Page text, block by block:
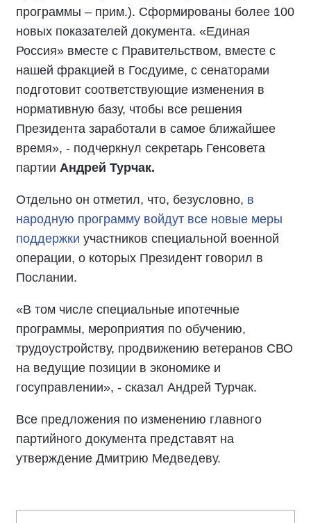
программы – прим.). Сформированы более 100
новых показателей документа. «Единая
Россия» вместе с Правительством, вместе с
нашей фракцией в Госдуиме, с сенаторами
подготовит соответствующие изменения в
нормативную базу, чтобы все решения
Президента заработали в самое ближайшее
время», - подчеркнул секретарь Генсовета
партии Андрей Турчак.
Отдельно он отметил, что, безусловно, в
народную программу войдут все новые меры
поддержки участников специальной военной
операции, о которых Президент говорил в
Послании.
«В том числе специальные ипотечные
программы, мероприятия по обучению,
трудоустройству, продвижению ветеранов СВО
на ведущие позиции в экономике и
госуправлении», - сказал Андрей Турчак.
Все предложения по изменению главного
партийного документа представят на
утверждение Дмитрию Медведеву.